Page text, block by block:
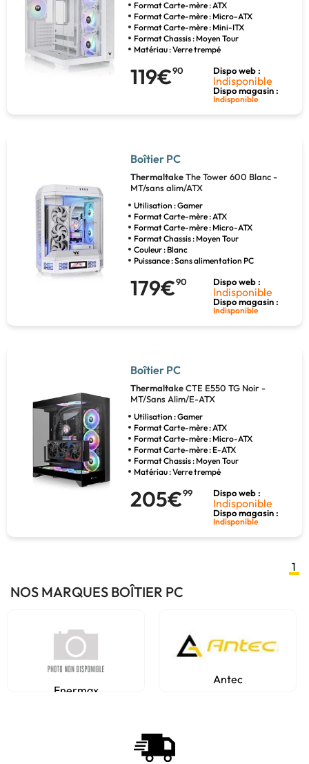
Format Carte-mère : ATX
Format Carte-mère : Micro-ATX
Format Carte-mère : Mini-ITX
Format Chassis : Moyen Tour
Matériau : Verre trempé
119€90 Dispo web :
Indisponible
Dispo magasin :
Indisponible
Boîtier PC
ThermaltakeThe Tower 600 Blanc -
MT/sans alim/ATX
Utilisation : Gamer
Format Carte-mère : ATX
Format Carte-mère : Micro-ATX
Format Chassis : Moyen Tour
Couleur : Blanc
Puissance : Sans alimentation PC
179€90 Dispo web :
Indisponible
Dispo magasin :
Indisponible
Boîtier PC
ThermaltakeCTE E550 TG Noir -
MT/Sans Alim/E-ATX
Utilisation : Gamer
Format Carte-mère : ATX
Format Carte-mère : Micro-ATX
Format Carte-mère : E-ATX
Format Chassis : Moyen Tour
Matériau : Verre trempé
205€99 Dispo web :
Indisponible
Dispo magasin :
Indisponible
1
NOS MARQUES BOÎTIER PC
Enermax
Antec